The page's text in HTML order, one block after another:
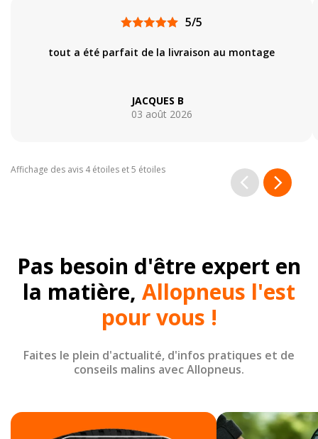
5/5
tout a été parfait de la livraison au montage
JACQUES B
03 août 2026
Affichage des avis 4 étoiles et 5 étoiles
Pas besoin d'être expert en
la matière, Allopneus l'est
pour vous !
Faites le plein d'actualité, d'infos pratiques et de
conseils malins avec Allopneus.